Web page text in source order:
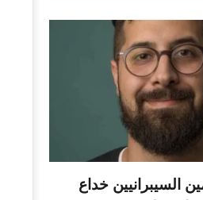
السيبرانيين خداع